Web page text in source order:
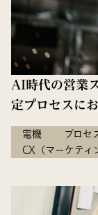
AI時代の営業
定プロセスに
電機 プロセ
CX（マーケティ